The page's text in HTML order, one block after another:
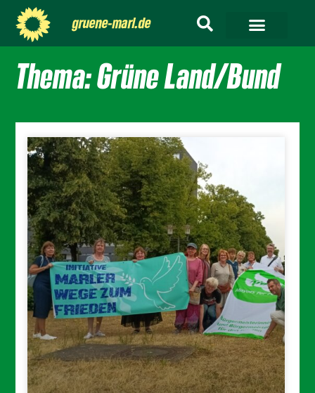
gruene-marl.de
Thema: Grüne Land/Bund